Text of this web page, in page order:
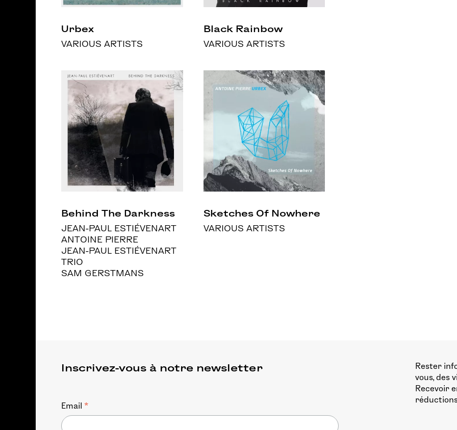
Urbex
VARIOUS ARTISTS
Black Rainbow
VARIOUS ARTISTS
Behind The Darkness
JEAN-PAUL ESTIÉVENART
ANTOINE PIERRE
JEAN-PAUL ESTIÉVENART
TRIO
SAM GERSTMANS
Sketches Of Nowhere
VARIOUS ARTISTS
Rester
vous, des
Recevoir
Inscrivez-vous à notre newsletter
Email *